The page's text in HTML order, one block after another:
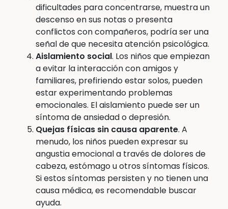
dificultades para concentrarse, muestra un
descenso en sus notas o presenta
conflictos con compañeros, podría ser una
señal de que necesita atención psicológica.
Aislamiento social. Los niños que empiezan
a evitar la interacción con amigos y
familiares, prefiriendo estar solos, pueden
estar experimentando problemas
emocionales. El aislamiento puede ser un
síntoma de ansiedad o depresión.
Quejas físicas sin causa aparente. A
menudo, los niños pueden expresar su
angustia emocional a través de dolores de
cabeza, estómago u otros síntomas físicos.
Si estos síntomas persisten y no tienen una
causa médica, es recomendable buscar
ayuda.